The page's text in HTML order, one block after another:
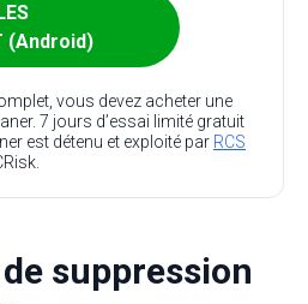
(Android)
vous devez acheter une
7 jours d’essai limité gratuit
est détenu et exploité par RCS
suppression